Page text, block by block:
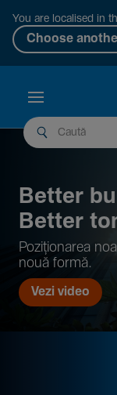
You are localised in
Choose
Better
Better
Pozi­țio­narea
nouă formă.
Vezi video